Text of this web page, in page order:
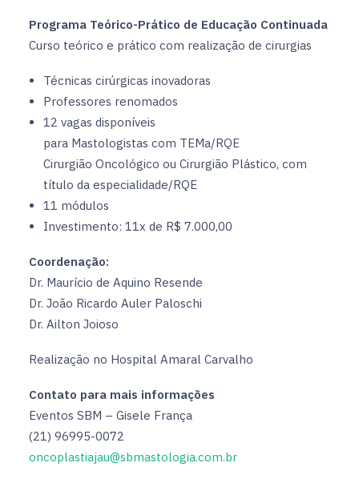
Programa Teórico-Prático de Educação Continuada
Curso teórico e prático com realização de cirurgias
Técnicas cirúrgicas inovadoras
Professores renomados
12 vagas disponíveis
para Mastologistas com TEMa/RQE
Cirurgião Oncológico ou Cirurgião Plástico, com
título da especialidade/RQE
11 módulos
Investimento: 11x de R$ 7.000,00
Coordenação:
Dr. Maurício de Aquino Resende
Dr. João Ricardo Auler Paloschi
Dr. Ailton Joioso
Realização no Hospital Amaral Carvalho
Contato para mais informações
Eventos SBM – Gisele França
(21) 96995-0072
oncoplastiajau@sbmastologia.com.br